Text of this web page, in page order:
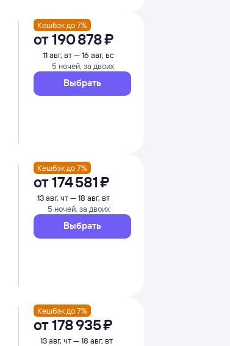
Кешбэк до 7%
от190 ⁠878 ⁠₽
11 авг, вт — 16 авг, вс
5 ночей, за двоих
Выбрать
Кешбэк до 7%
от174 ⁠581 ⁠₽
13 авг, чт — 18 авг, вт
5 ночей, за двоих
Выбрать
Кешбэк до 7%
от178 ⁠935 ⁠₽
13 авг, чт — 18 авг, вт